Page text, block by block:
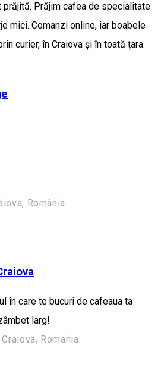
Prăjim cafea de specialitate
mici. Comanzi online, iar boabele
curier, în Craiova și în toată țara.
România
în care te bucuri de cafeaua ta
larg!
Romania